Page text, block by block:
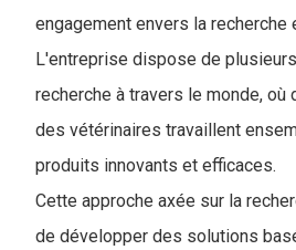
engagement envers la recherche
L'entreprise dispose de
recherche à travers le monde,
des vétérinaires travaillent
produits innovants et efficaces.
Cette approche axée sur la
de développer des solutions